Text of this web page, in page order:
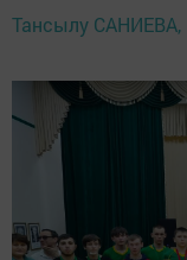
Тансылу САНИЕВА,